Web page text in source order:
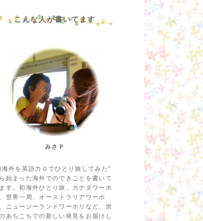
こんな人が書いてます
みさＰ
海外を英語力０でひとり旅してみた"
始まった海外でのできごとを書いて
す。初海外ひとり旅、カナダワーホ
世界一周、オーストラリアワーホ
ニュージーランドワーホリなど、世
あちこちでの新しい発見をお届けし